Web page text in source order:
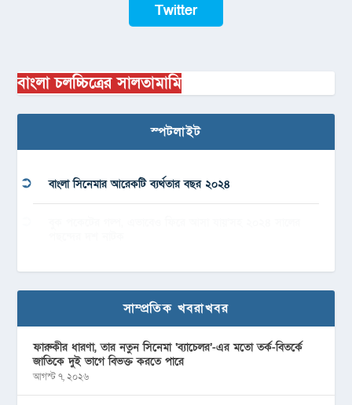
Twitter
বাংলা চলচ্চিত্রের সালতামামি
স্পটলাইট
বাংলা সিনেমার আরেকটি ব্যর্থতার বছর ২০২৪
সাম্প্রতিক খবরাখবর
ফারুকীর ধারণা, তার নতুন সিনেমা ‘ব্যাচেলর’-এর মতো তর্ক-বিতর্কে
জাতিকে দুই ভাগে বিভক্ত করতে পারে
আগস্ট ৭, ২০২৬